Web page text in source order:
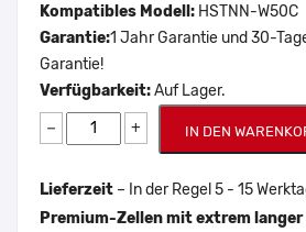
Kompatibles Modell: HSTNN-W50C
Garantie:1 Jahr Garantie und 30-
Garantie!
Verfügbarkeit:Auf Lager.
− + IN DEN
Lieferzeit – In der Regel 5 - 15
Premium-Zellen mit extrem langer